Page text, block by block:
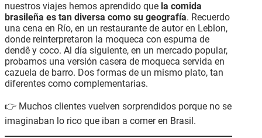
nuestros viajes hemos aprendido que la comida
brasileña es tan diversa como su geografía. Recuerdo
una cena en Río, en un restaurante de autor en Leblon,
donde reinterpretaron la moqueca con espuma de
dendê y coco. Al día siguiente, en un mercado popular,
probamos una versión casera de moqueca servida en
cazuela de barro. Dos formas de un mismo plato, tan
diferentes como complementarias.
👉 Muchos clientes vuelven sorprendidos porque no se
imaginaban lo rico que iban a comer en Brasil.